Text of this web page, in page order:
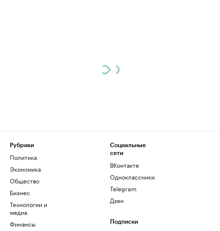
Рубрики
Политика
Экономика
Общество
Бизнес
Технологии и
медиа
Финансы
Социальные
сети
ВКонтакте
Одноклассники
Telegram
Дзен
Подписки